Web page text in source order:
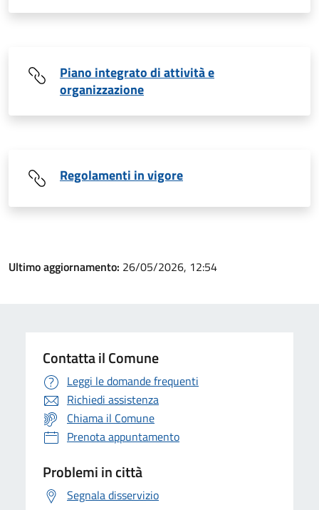
Piano integrato di attività e
organizzazione
Regolamenti in vigore
Ultimo aggiornamento: 26/05/2026, 12:54
Contatta il Comune
Leggi le domande frequenti
Richiedi assistenza
Chiama il Comune
Prenota appuntamento
Problemi in città
Segnala disservizio